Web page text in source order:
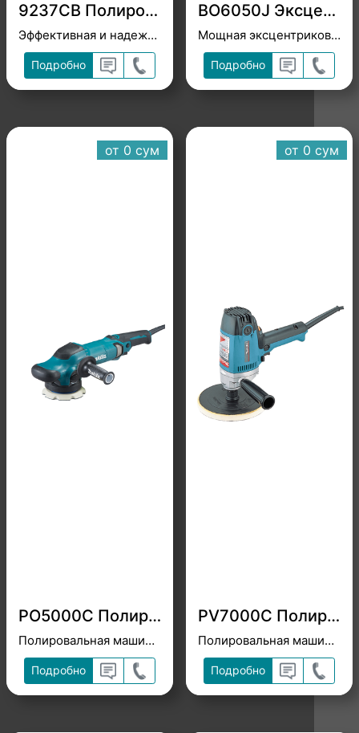
9237CB Полировальная машина Makita 180мм
Эффективная и надежная полировальная машина
Подробно
BO6050J Эксцентриковая шлифовальная машина 150мм
Мощная эксцентриковая шлифмашина для финишной полировки / принудительный режим для грубой шлифовки и полировки.
Подробно
от 0 cум
PO5000C Полировальная машина 125 мм
Полировальная машина орбитального типа 125 мм для грубой и финишной полировки
Подробно
от 0 cум
PV7000C Полировальная машина 180 мм
Полировальная машина 180 мм c регулировкой скорости и 2 режимами работы
Подробно